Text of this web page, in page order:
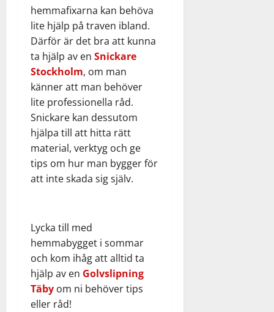
hemmafixarna kan behöva
lite hjälp på traven ibland.
Därför är det bra att kunna
ta hjälp av en Snickare
Stockholm, om man
känner att man behöver
lite professionella råd.
Snickare kan dessutom
hjälpa till att hitta rätt
material, verktyg och ge
tips om hur man bygger för
att inte skada sig själv.
Lycka till med
hemmabygget i sommar
och kom ihåg att alltid ta
hjälp av en Golvslipning
Täby om ni behöver tips
eller råd!